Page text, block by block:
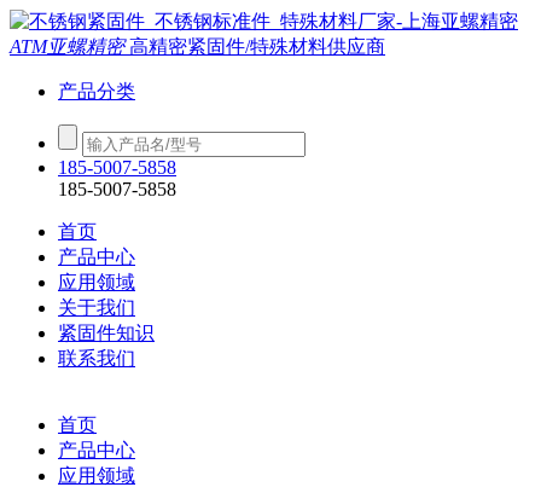
ATM亚螺精密高精密紧固件/特殊材料供应商
产品分类
185-5007-5858
185-5007-5858
首页
产品中心
应用领域
关于我们
紧固件知识
联系我们
首页
产品中心
应用领域